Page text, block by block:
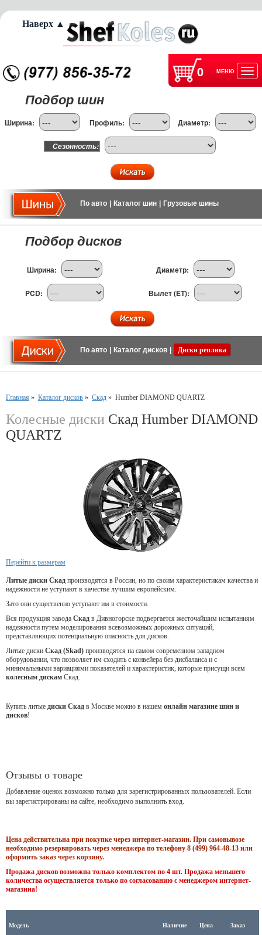
0 МЕНЮ
Подбор шин
Ширина: Профиль: Диаметр:
Сезонность:
По авто Каталог шин Грузовые шины
Подбор дисков
Ширина: Диаметр:
PCD: Вылет (ET):
По авто Каталог дисков Диски реплика
Главная » Каталог дисков » Скад » Humber DIAMOND QUARTZ
Колесные диски Скад Humber DIAMOND
QUARTZ
Перейти к размерам
Литые диски Скад производятся в России, но по своим характеристикам качества и
надежности не уступают в качестве лучшим европейским.
Зато они существенно уступают им в стоимости.
Вся продукция завода Скад в Дивногорске подвергается жесточайшим испытаниям
надежности путем моделирования всевозможных дорожных ситуаций,
представляющих потенциальную опасность для дисков.
Литые диски Скад (Skad) производятся на самом современном западном
оборудовании, что позволяет им сходить с конвейера без дисбаланса и с
минимальными вариациями показателей и характеристик, которые присущи всем
колесным дискам Скад.
Купить литые диски Скад в Москве можно в нашем онлайн магазине шин и
дисков!
Отзывы о товаре
Добавление оценок возможно только для зарегистрированных пользователей. Если
вы зарегистрированы на сайте, необходимо выполнить вход.
Цена действительна при покупке через интернет-магазин. При самовывозе
необходимо резервировать через менеджера по телефону 8 (499) 964-48-13 или
оформить заказ через корзину.
Продажа дисков возможна только комплектом по 4 шт. Продажа меньшего
количества осуществляется только по согласованию с менеджером интернет-
магазина!
Модель Наличие Цена Заказ
Наверх ▲